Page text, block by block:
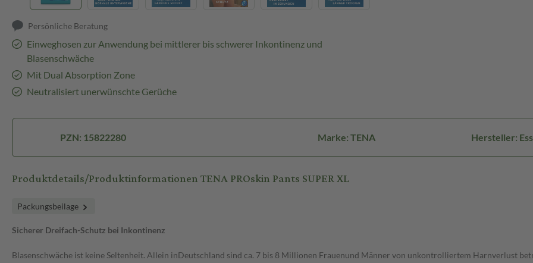
Persönliche Beratung
Einweghosen zur Anwendung bei mittlerer bis schwerer Inkontinenz und
Blasenschwäche
Mit Dual Absorption Zone
Neutralisiert unerwünschte Gerüche
PZN: 15822280 Marke: TENA Hersteller:
Produktdetails/Produktinformationen TENA PROskin Pants SUPER XL
Packungsbeilage
Sicherer Dreifach-Schutz bei Inkontinenz
Blasenschwäche ist keine Seltenheit. Allein inDeutschland sind ca. 7 bis 8 Millionen Frauenund Männer von unkontrolliertem Harnverlust